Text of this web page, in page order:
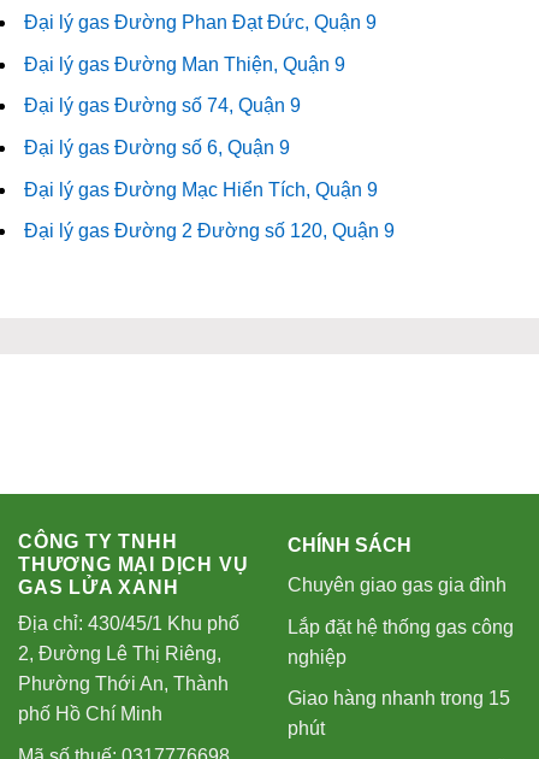
Đại lý gas Đường Phan Đạt Đức, Quận 9
Đại lý gas Đường Man Thiện, Quận 9
Đại lý gas Đường số 74, Quận 9
Đại lý gas Đường số 6, Quận 9
Đại lý gas Đường Mạc Hiển Tích, Quận 9
Đại lý gas Đường 2 Đường số 120, Quận 9
CÔNG TY TNHH
THƯƠNG MẠI DỊCH VỤ
GAS LỬA XANH
Địa chỉ: 430/45/1 Khu phố
2, Đường Lê Thị Riêng,
Phường Thới An, Thành
phố Hồ Chí Minh
CHÍNH SÁCH
Chuyên giao gas gia đình
Lắp đặt hệ thống gas công
nghiệp
Giao hàng nhanh trong 15
phút